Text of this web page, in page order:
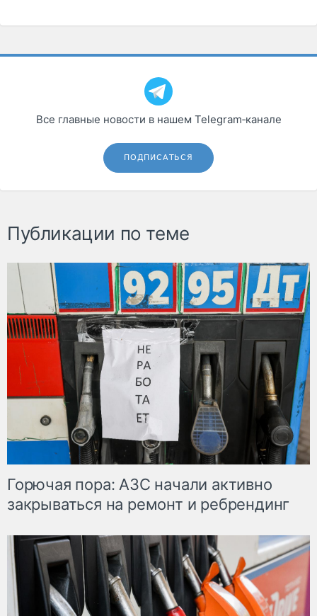
Все главные новости в нашем Telegram‑канале
ПОДПИСАТЬСЯ
Публикации по теме
Горючая пора: АЗС начали активно
закрываться на ремонт и ребрендинг